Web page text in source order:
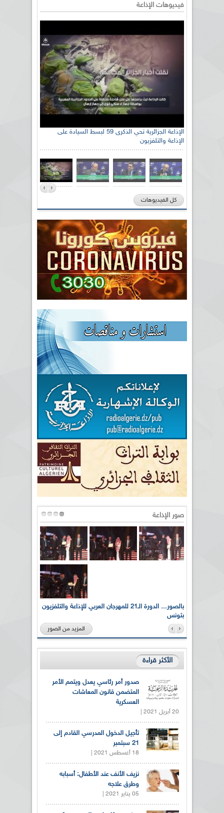
فيديوهات الإذاعة
الإذاعة الجزائرية تحي الذكرى 59 لبسط السيادة على
الإذاعة والتلفزيون
كل الفيديوهات
صور الإذاعة
بالصور... الدورة الـ21 للمهرجان العربي للإذاعة والتلفزيون
بتونس
المزيد من الصور
الأكثر قراءة
صدور أمر رئاسي يعدل ويتمم الأمر
المتضمن قانون المعاشات
العسكرية
20 أبريل 2021 |
تأجيل الدخول المدرسي القادم إلى
21 سبتمبر
18 أغسطس 2021 |
نزيف الأنف عند الأطفال: أسبابه
وطرق علاجه
05 يناير 2021 |